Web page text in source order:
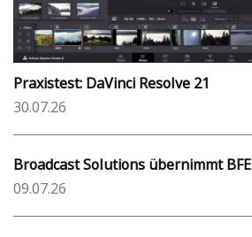
Praxistest: DaVinci Resolve 21
30.07.26
Broadcast Solutions übernimmt BFE
09.07.26